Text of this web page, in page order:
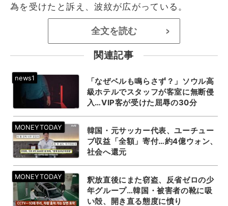
為を受けたと訴え、波紋が広がっている。
全文を読む >
関連記事
「なぜベルも鳴らさず？」ソウル高
級ホテルでスタッフが客室に無断侵
入…VIP客が受けた屈辱の30分
韓国・元サッカー代表、ユーチュー
ブ収益「全額」寄付…約4億ウォン、
社会へ還元
釈放直後にまた窃盗、反省ゼロの少
年グループ…韓国・被害者の靴に吸
い殻、開き直る態度に憤り